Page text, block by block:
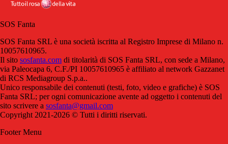
SOS Fanta
SOS Fanta SRL è una società iscritta al Registro Imprese di Milano n.
10057610965.
Il sito sosfanta.com di titolarità di SOS Fanta SRL, con sede a Milano,
via Paleocapa 6, C.F./PI 10057610965 è affiliato al network Gazzanet
di RCS Mediagroup S.p.a..
Unico responsabile dei contenuti (testi, foto, video e grafiche) è SOS
Fanta SRL; per ogni comunicazione avente ad oggetto i contenuti del
sito scrivere a sosfanta@gmail.com
Copyright 2021-2026 © Tutti i diritti riservati.
Footer Menu